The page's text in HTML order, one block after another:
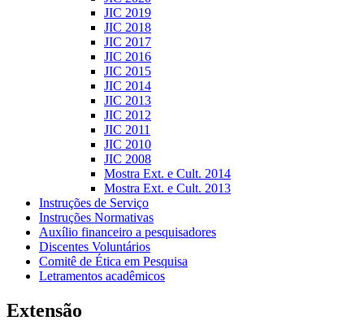
JIC 2019
JIC 2018
JIC 2017
JIC 2016
JIC 2015
JIC 2014
JIC 2013
JIC 2012
JIC 2011
JIC 2010
JIC 2008
Mostra Ext. e Cult. 2014
Mostra Ext. e Cult. 2013
Instruções de Serviço
Instruções Normativas
Auxílio financeiro a pesquisadores
Discentes Voluntários
Comitê de Ética em Pesquisa
Letramentos acadêmicos
Extensão